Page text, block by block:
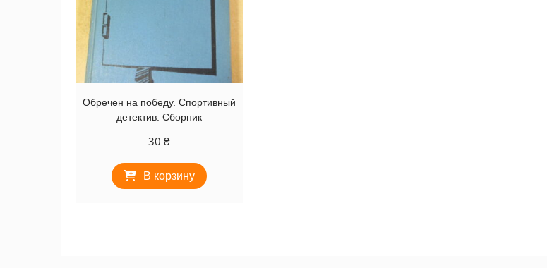
Обречен на победу. Спортивный
детектив. Сборник
30₴
В корзину